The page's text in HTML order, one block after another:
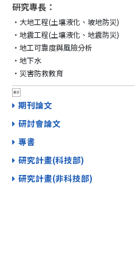
研究專長：
‧大地工程(土壤液化、坡地防災)
‧地震工程(土壤液化、地震防災)
‧地工可靠度與風險分析
‧地下水

期刊論文
研討會論文
專書
研究計畫(科技部)
研究計畫(非科技部)